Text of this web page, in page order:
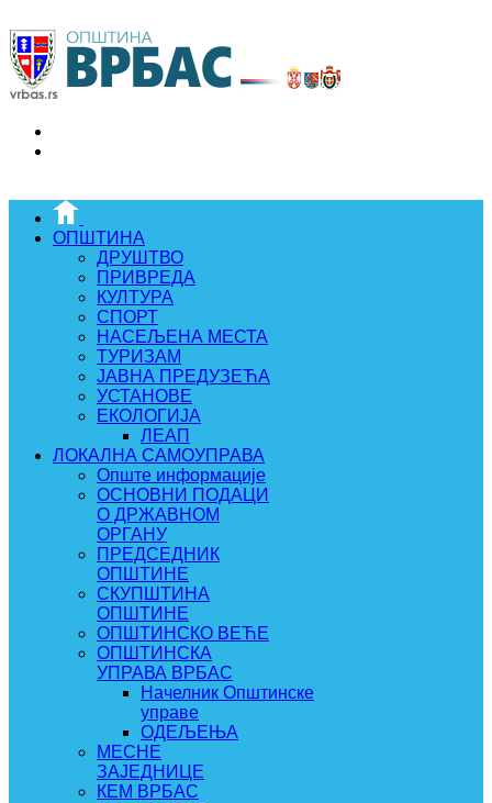
ОПШТИНА
ДРУШТВО
ПРИВРЕДА
КУЛТУРА
СПОРТ
НАСЕЉЕНА МЕСТА
ТУРИЗАМ
ЈАВНА ПРЕДУЗЕЋА
УСТАНОВЕ
ЕКОЛОГИЈА
ЛЕАП
ЛОКАЛНА САМОУПРАВА
Опште информације
ОСНОВНИ ПОДАЦИ
О ДРЖАВНОМ
ОРГАНУ
ПРЕДСЕДНИК
ОПШТИНЕ
СКУПШТИНА
ОПШТИНЕ
ОПШТИНСКО ВЕЋЕ
ОПШТИНСКА
УПРАВА ВРБАС
Начелник Општинске
управе
ОДЕЉЕЊА
МЕСНЕ
ЗАЈЕДНИЦЕ
КЕМ ВРБАС